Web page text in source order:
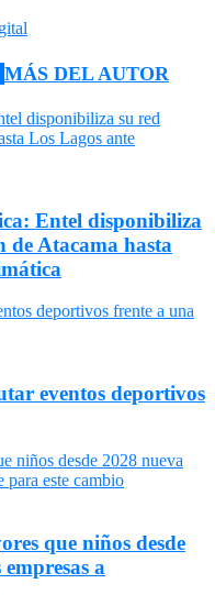
MÁS DEL AUTOR
Entel disponibiliza
de Atacama hasta
eventos deportivos
que niños desde
a